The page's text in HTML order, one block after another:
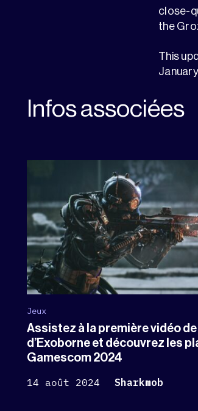
close-
the
This
Infos associées
Jeux
Assistez à la première vidéo
d’Exoborne et découvrez les
Gamescom 2024
14 août 2024
Sharkmob